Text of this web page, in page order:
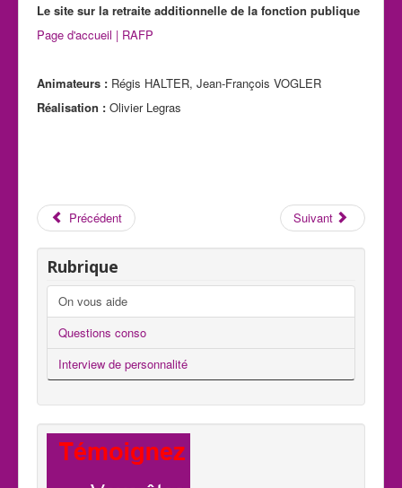
Le site sur la retraite additionnelle de la fonction publique
Page d'accueil | RAFP
Animateurs : Régis HALTER, Jean-François VOGLER
Réalisation : Olivier Legras
Précédent Suivant
Rubrique
On vous aide
Questions conso
Interview de personnalité